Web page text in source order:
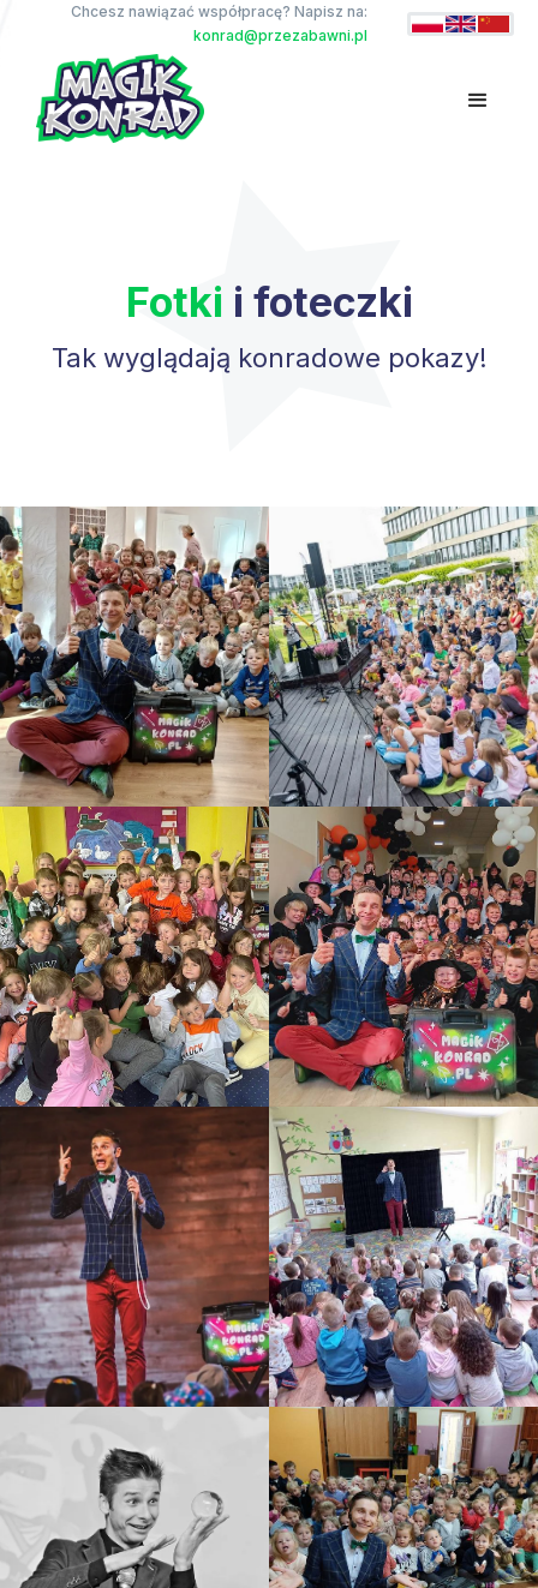
Chcesz nawiązać współpracę? Napisz na:
konrad@przezabawni.pl
Fotki i foteczki
Tak wyglądają konradowe pokazy!